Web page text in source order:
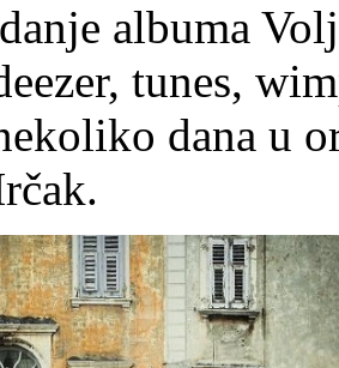
albuma
tunes,
dana u